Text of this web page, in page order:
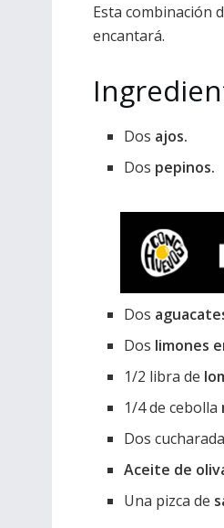
Esta combinación
encantará.
Dos ajos.
Dos pepinos.
Dos
Dos limones
1/2 libra de
1/4 de cebolla
Dos
Aceite de
Una pizca de